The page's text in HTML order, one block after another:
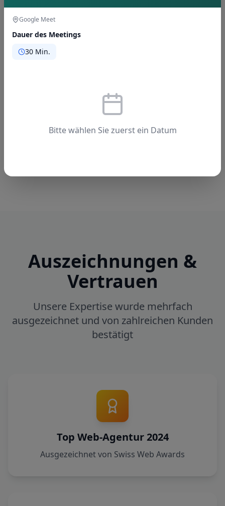
CRM & Sales Data
Salesforce
Marketing Automation
Email Platforms
Marketing Cloud
Auszeichnungen &
Vertrauen
Unsere Expertise wurde mehrfach
ausgezeichnet und von zahlreichen Kunden
bestätigt
Top Web-Agentur 2024
Ausgezeichnet von Swiss Web Awards
Google Meet
Dauer des Meetings
30 Min.
Bitte wählen Sie zuerst ein Datum